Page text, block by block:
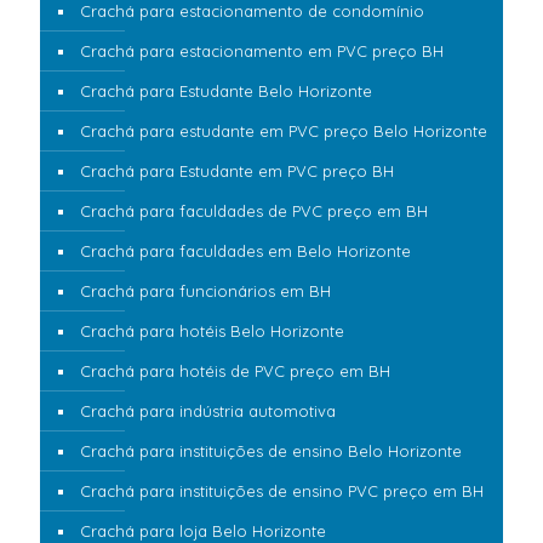
Crachá para estacionamento de condomínio
Crachá para estacionamento em PVC preço BH
Crachá para Estudante Belo Horizonte
Crachá para estudante em PVC preço Belo Horizonte
Crachá para Estudante em PVC preço BH
Crachá para faculdades de PVC preço em BH
Crachá para faculdades em Belo Horizonte
Crachá para funcionários em BH
Crachá para hotéis Belo Horizonte
Crachá para hotéis de PVC preço em BH
Crachá para indústria automotiva
Crachá para instituições de ensino Belo Horizonte
Crachá para instituições de ensino PVC preço em BH
Crachá para loja Belo Horizonte